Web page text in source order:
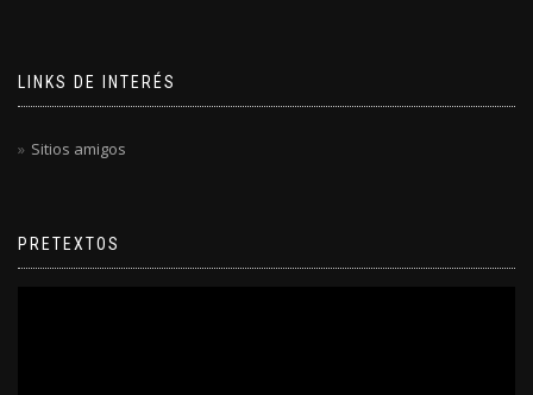
LINKS DE INTERÉS
Sitios amigos
PRETEXTOS